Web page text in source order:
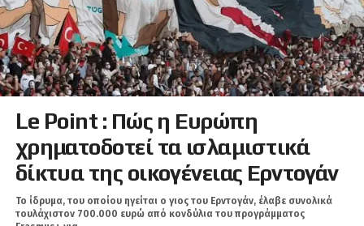
Le Point : Πώς η Ευρώπη
χρηματοδοτεί τα ισλαμιστικά
δίκτυα της οικογένειας Ερντογάν
Το ίδρυμα, του οποίου ηγείται ο γιος του Ερντογάν, έλαβε συνολικά
τουλάχιστον 700.000 ευρώ από κονδύλια του προγράμματος